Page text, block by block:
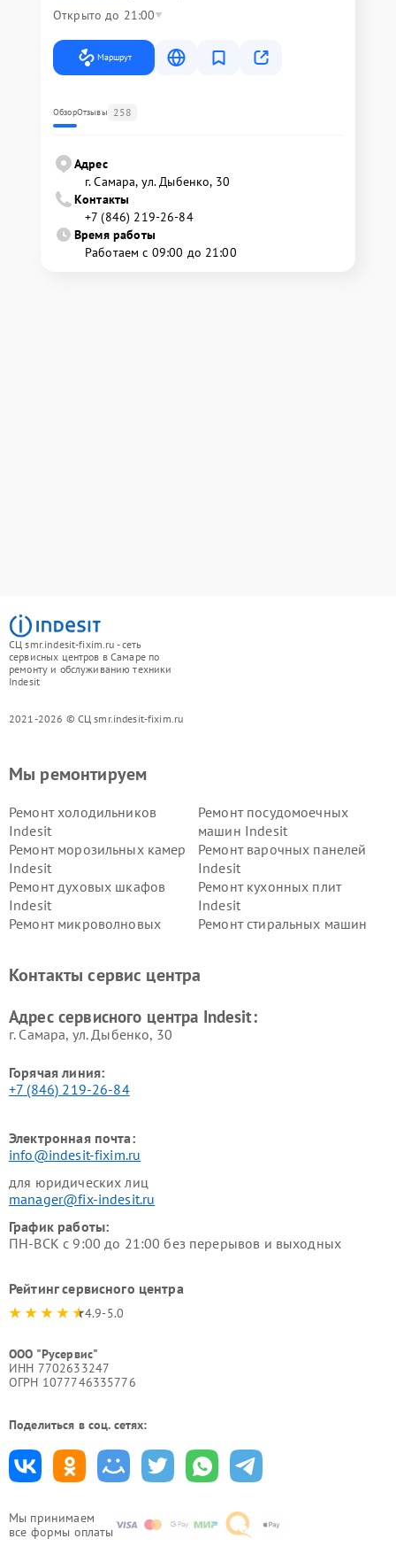
Открыто до 21:00
Маршрут
ОбзорОтзывы 258
Адрес
г. Самара, ул. Дыбенко, 30
Контакты
+7 (846) 219-26-84
Время работы
Работаем с 09:00 до 21:00
СЦ smr.indesit-fixim.ru - сеть
сервисных центров в Самаре по
ремонту и обслуживанию техники
Indesit
2021-2026 © СЦ smr.indesit-fixim.ru
Мы принимаем
все формы оплаты
Мы ремонтируем
Ремонт холодильников
Indesit
Ремонт посудомоечных
машин Indesit
Ремонт морозильных камер
Indesit
Ремонт варочных панелей
Indesit
Ремонт духовых шкафов
Indesit
Ремонт кухонных плит
Indesit
Ремонт микроволновых
Ремонт стиральных машин
Indesit
Indesit
Контакты сервис центра
Адрес сервисного центра Indesit:
г. Самара, ул. Дыбенко, 30
Горячая линия:
+7 (846) 219-26-84
Электронная почта:
info@indesit-fixim.ru
для юридических лиц
manager@fix-indesit.ru
График работы:
ПН-ВСК с 9:00 до 21:00 без перерывов и выходных
Рейтинг сервисного центра
4.9-5.0
ООО "Русервис"
ИНН 7702633247
ОГРН 1077746335776
Поделиться в соц. сетях: